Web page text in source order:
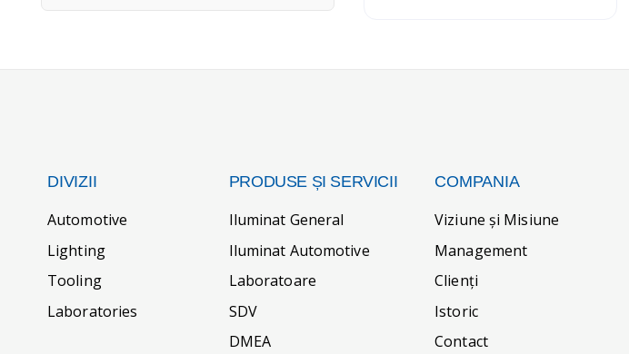
DIVIZII
Automotive
Lighting
Tooling
Laboratories
PRODUSE ȘI SERVICII
Iluminat General
Iluminat Automotive
Laboratoare
SDV
DMEA
COMPANIA
Viziune și Misiune
Management
Clienți
Istoric
Contact